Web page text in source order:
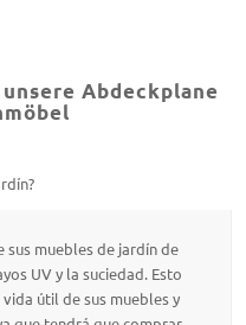
Abdeckplane
muebles de jardín de
UV y la suciedad. Esto
útil de sus muebles y